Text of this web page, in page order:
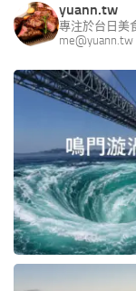
yuann.tw
專注於台日美
me@yuann.tw